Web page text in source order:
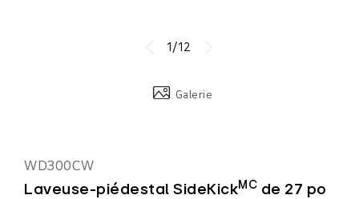
1/12
Galerie
WD300CW
Laveuse-piédestal SideKickMC de 27 po